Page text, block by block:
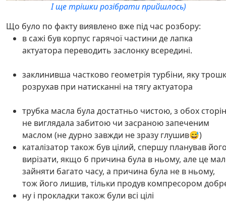
І ще трішки розібрати прийшлось)
Що було по факту виявлено вже під час розбору:
в сажі був корпус гарячої частини де лапка
актуатора переводить заслонку всередині.
заклинивша частково геометрія турбіни, яку
розрухав при натисканні на тягу актуатора
трубка масла була достатньо чистою, з обох сторін
не виглядала забитою чи засраною запеченим
маслом (не дурно завжди не зразу глушив😅)
каталізатор також був цілий, спершу планував
вирізати, якщо б причина була в ньому, але це
зайняти багато часу, а причина була не в ньому,
тож його лишив, тільки продув компресором
ну і прокладки також були всі цілі